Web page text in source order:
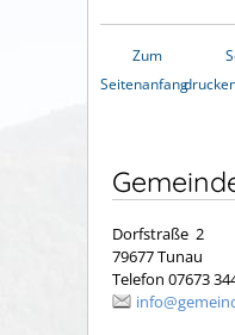
Zum
Seitenanfang
Dorfstraße 2
79677 Tunau
Telefon 07673